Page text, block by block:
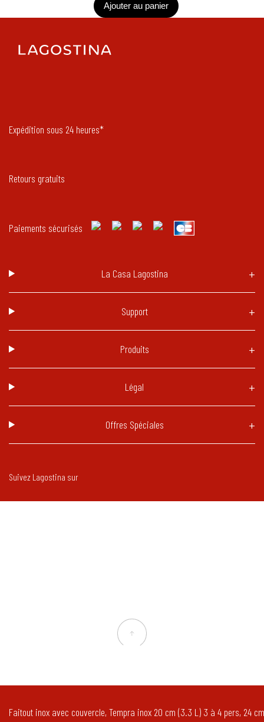
Faitout inox avec couvercle, Tempra inox 20 cm (3.3 L) 3 à 4 pers, 24 cm
Ajouter au panier
Expédition sous 24 heures*
Retours gratuits
Paiements sécurisés
La Casa Lagostina
Support
Produits
Légal
Offres Spéciales
Suivez Lagostina sur